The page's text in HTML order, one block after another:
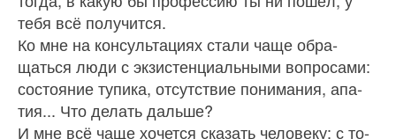
тебя всё получится.
Ко мне на консультациях стали чаще обра­
щаться люди с экзистенциальными вопросами:
состояние тупика, отсутствие понимания, апа­
тия... Что делать дальше?
И мне всё чаще хочется сказать человеку: с то­